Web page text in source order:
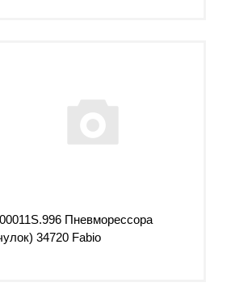
Пневморессора
34720 Fabio